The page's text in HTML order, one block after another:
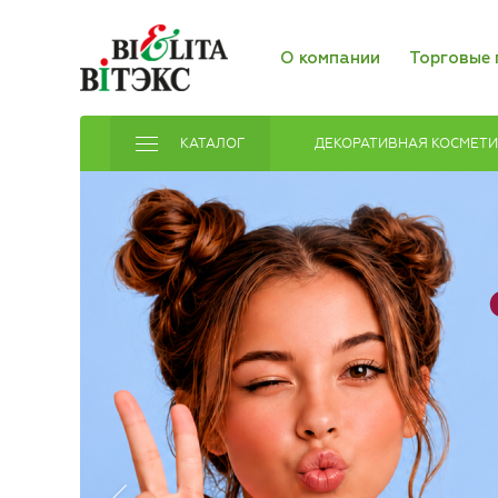
О компании Торговые
КАТАЛОГ ДЕКОРАТИВНАЯ